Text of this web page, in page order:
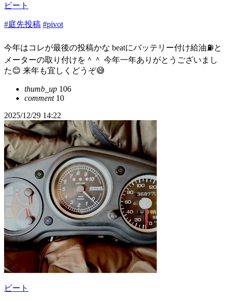
ビート
#庭先投稿 #pivot
今年はコレが最後の投稿かな beatにバッテリー付け給油⛽️と
メーターの取り付けを＾＾ 今年一年ありがとうございまし
た😊 来年も宜しくどうぞ😅
thumb_up 106
comment10
2025/12/29 14:22
ビート